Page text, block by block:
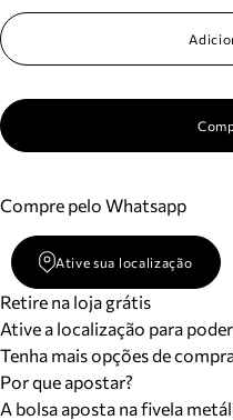
Compre pelo Whatsapp
Ative sua localização
Retire na loja grátis
Ative a localização para
Tenha mais opções de
Por que apostar?
A bolsa aposta na fivela